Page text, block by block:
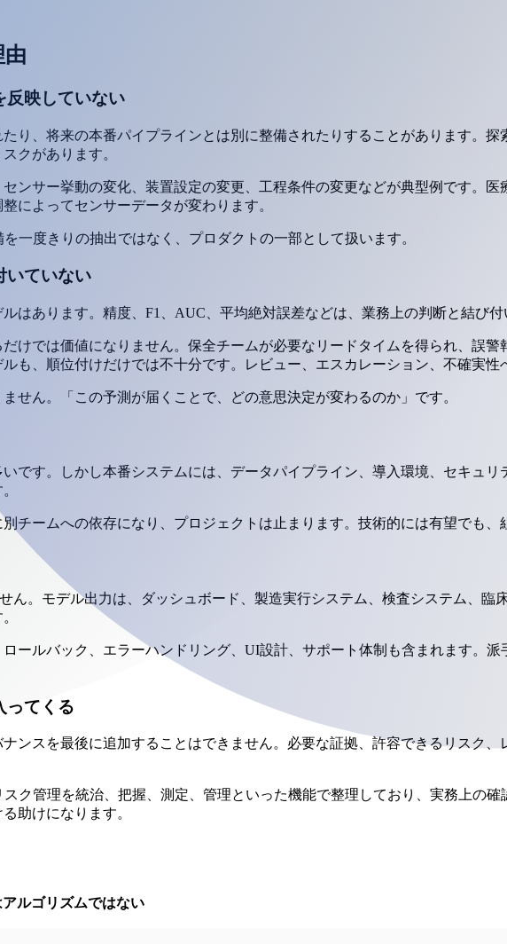
反映していない
り、将来の本番パイプラインとは別に整備されたりすることがあります。
クがあります。
ンサー挙動の変化、装置設定の変更、工程条件の変更などが典型例です。
によってセンサーデータが変わります。
一度きりの抽出ではなく、プロダクトの一部として扱います。
いていない
はあります。精度、F1、AUC、平均絶対誤差などは、業務上の判断と結び
けでは価値になりません。保全チームが必要なリードタイムを得られ、誤
も、順位付けだけでは不十分です。レビュー、エスカレーション、不確実
せん。「この予測が届くことで、どの意思決定が変わるのか」です。
です。しかし本番システムには、データパイプライン、導入環境、セキュ
チームへの依存になり、プロジェクトは止まります。技術的には有望でも
ん。モデル出力は、ダッシュボード、製造実行システム、検査システム、
ールバック、エラーハンドリング、UI設計、サポート体制も含まれます。
ってくる
ンスを最後に追加することはできません。必要な証拠、許容できるリスク
スク管理を統治、把握、測定、管理といった機能で整理しており、実務上の
助けになります。
ルゴリズムではない